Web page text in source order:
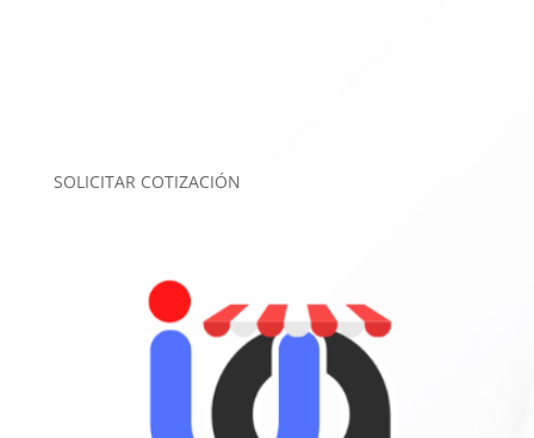
SOLICITAR COTIZACIÓN